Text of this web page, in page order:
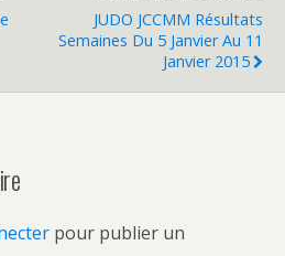
JUDO JCCMM Résultats
Semaines Du 5 Janvier Au 11
Janvier 2015
pour publier un